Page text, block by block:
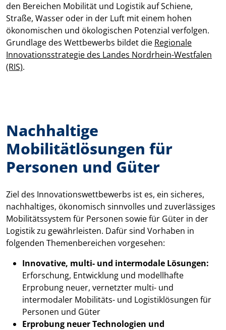
den Bereichen Mobilität und Logistik auf Schiene,
Straße, Wasser oder in der Luft mit einem hohen
ökonomischen und ökologischen Potenzial verfolgen.
Grundlage des Wettbewerbs bildet die Regionale
Innovationsstrategie des Landes Nordrhein-Westfalen
(RIS).
Nachhaltige
Mobilitätlösungen für
Personen und Güter
Ziel des Innovationswettbewerbs ist es, ein sicheres,
nachhaltiges, ökonomisch sinnvolles und zuverlässiges
Mobilitätssystem für Personen sowie für Güter in der
Logistik zu gewährleisten. Dafür sind Vorhaben in
folgenden Themenbereichen vorgesehen:
Innovative, multi- und intermodale Lösungen:
Erforschung, Entwicklung und modellhafte
Erprobung neuer, vernetzter multi- und
intermodaler Mobilitäts- und Logistiklösungen für
Personen und Güter
Erprobung neuer Technologien und